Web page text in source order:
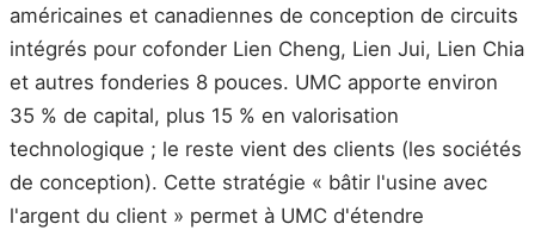
américaines et canadiennes de conception de circuits
intégrés pour cofonder Lien Cheng, Lien Jui, Lien Chia
et autres fonderies 8 pouces. UMC apporte environ
35 % de capital, plus 15 % en valorisation
technologique ; le reste vient des clients (les sociétés
de conception). Cette stratégie « bâtir l'usine avec
l'argent du client » permet à UMC d'étendre